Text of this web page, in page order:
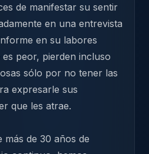
de manifestar su sentir
en una entrevista
en su labores
peor, pierden incluso
sólo por no tener las
expresarle sus
que les atrae.
más de 30 años de